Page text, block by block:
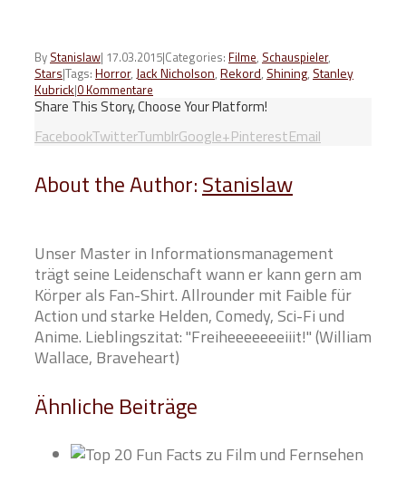
By Stanislaw| 17.03.2015|Categories: Filme, Schauspieler,
Stars|Tags:Horror,Jack Nicholson,Rekord, Shining, Stanley
Kubrick|0 Kommentare
Share This Story, Choose Your Platform!
FacebookTwitterTumblrGoogle+PinterestEmail
About the Author:Stanislaw
Unser Master in Informationsmanagement
trägt seine Leidenschaft wann er kann gern am
Körper als Fan-Shirt. Allrounder mit Faible für
Action und starke Helden, Comedy, Sci-Fi und
Anime. Lieblingszitat: "Freiheeeeeeeiiit!" (William
Wallace, Braveheart)
Ähnliche Beiträge